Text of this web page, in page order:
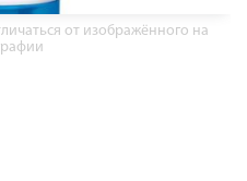
от изображённого на